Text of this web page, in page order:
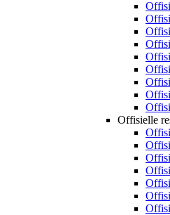
Offisielle